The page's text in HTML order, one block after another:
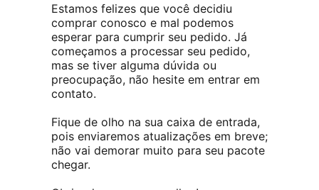
Estamos felizes que você decidiu
comprar conosco e mal podemos
esperar para cumprir seu pedido. Já
começamos a processar seu pedido,
mas se tiver alguma dúvida ou
preocupação, não hesite em entrar em
contato.
Fique de olho na sua caixa de entrada,
pois enviaremos atualizações em breve;
não vai demorar muito para seu pacote
chegar.